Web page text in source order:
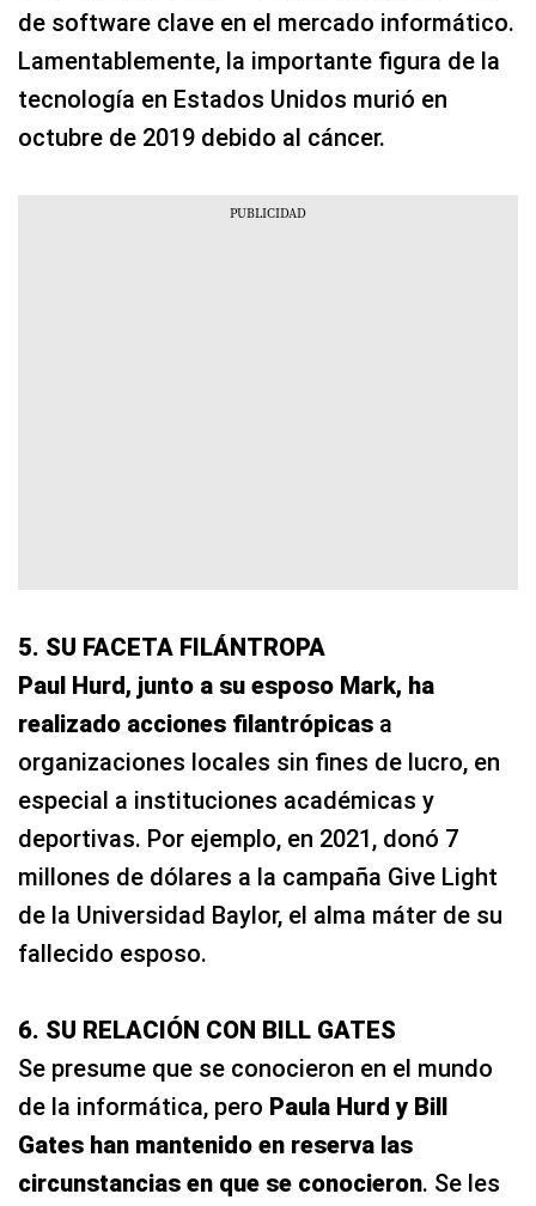
de software clave en el mercado informático.
Lamentablemente, la importante figura de la
tecnología en Estados Unidos murió en
octubre de 2019 debido al cáncer.
5. SU FACETA FILÁNTROPA
Paul Hurd, junto a su esposo Mark, ha
realizado acciones filantrópicas a
organizaciones locales sin fines de lucro, en
especial a instituciones académicas y
deportivas. Por ejemplo, en 2021, donó 7
millones de dólares a la campaña Give Light
de la Universidad Baylor, el alma máter de su
fallecido esposo.
6. SU RELACIÓN CON BILL GATES
Se presume que se conocieron en el mundo
de la informática, pero Paula Hurd y Bill
Gates han mantenido en reserva las
circunstancias en que se conocieron. Se les